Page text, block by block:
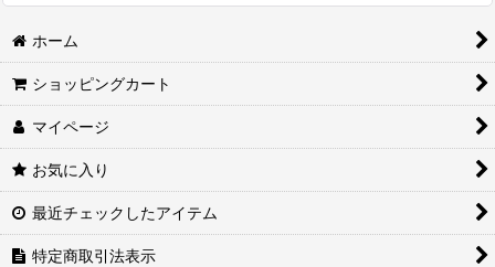
ホーム
ショッピングカート
マイページ
お気に入り
最近チェックしたアイテム
特定商取引法表示